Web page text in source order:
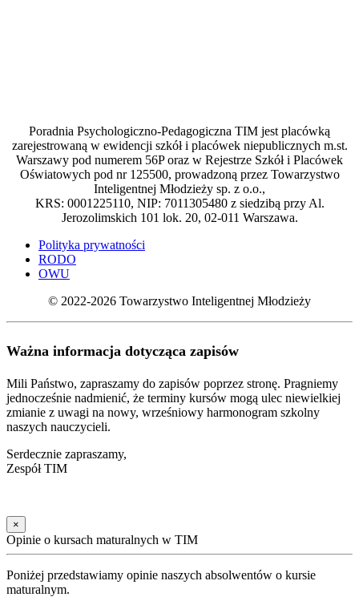
Poradnia Psychologiczno-Pedagogiczna TIM jest placówką
zarejestrowaną w ewidencji szkół i placówek niepublicznych m.st.
Warszawy pod numerem 56P oraz w Rejestrze Szkół i Placówek
Oświatowych pod nr 125500, prowadzoną przez Towarzystwo
Inteligentnej Młodzieży sp. z o.o.,
KRS: 0001225110, NIP: 7011305480 z siedzibą przy Al.
Jerozolimskich 101 lok. 20, 02-011 Warszawa.
Polityka prywatności
RODO
OWU
© 2022-2026 Towarzystwo Inteligentnej Młodzieży
Ważna informacja dotycząca zapisów
Mili Państwo, zapraszamy do zapisów poprzez stronę. Pragniemy
jednocześnie nadmienić, że terminy kursów mogą ulec niewielkiej
zmianie z uwagi na nowy, wrześniowy harmonogram szkolny
naszych nauczycieli.
Serdecznie zapraszamy,
Zespół TIM
×
Opinie o kursach maturalnych w TIM
Poniżej przedstawiamy opinie naszych absolwentów o kursie
maturalnym.